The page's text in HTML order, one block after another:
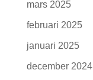
mars 2025
februari 2025
januari 2025
december 2024